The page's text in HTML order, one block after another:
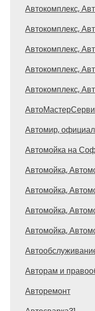
Автокомплекс,
Автокомплекс,
Автокомплекс,
Автокомплекс,
Автокомплекс,
Автомир,
Автомойка на
Автомойка,
Автомойка,
Автомойка,
Автомойка,
Авторам и
Авторемонт